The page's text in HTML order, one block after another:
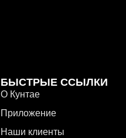
БЫСТРЫЕ ССЫЛКИ
О Кунтае
Приложение
Наши клиенты